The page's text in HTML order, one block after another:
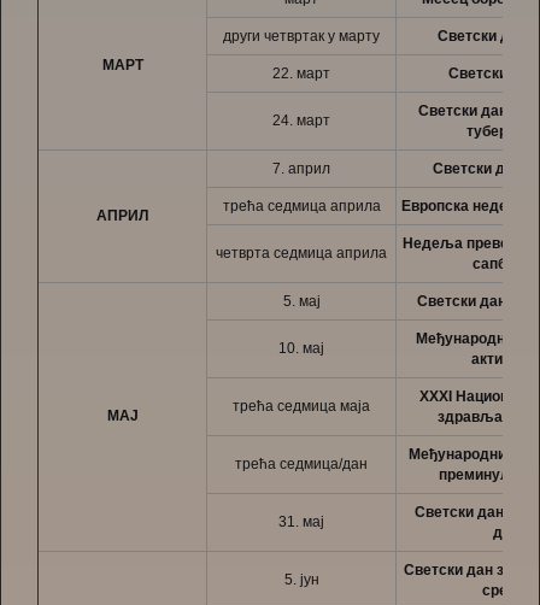
МАРТ
други четвртак у марту Светски дан
22. март Светски
24. март
Светски дан
АПРИЛ
7. април Светски дан
трећа седмица априла Европска недеља
четврта седмица априла
Недеља
МАЈ
5. мај Светски дан
10. мај
Међународни
трећа седмица маја
XXXI
здравља уста
трећа седмица/дан
Међународни
преминуле
31. мај
Светски дан без
дима
5. јун
Светски дан